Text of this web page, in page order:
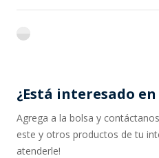
flint
¿Está interesado
Agrega a la bolsa y
este y otros productos de tu
atenderle!